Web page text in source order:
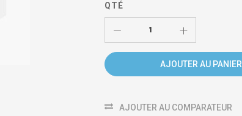
QTÉ
AJOUTER AU PANIER
AJOUTER AU COMPARATEUR